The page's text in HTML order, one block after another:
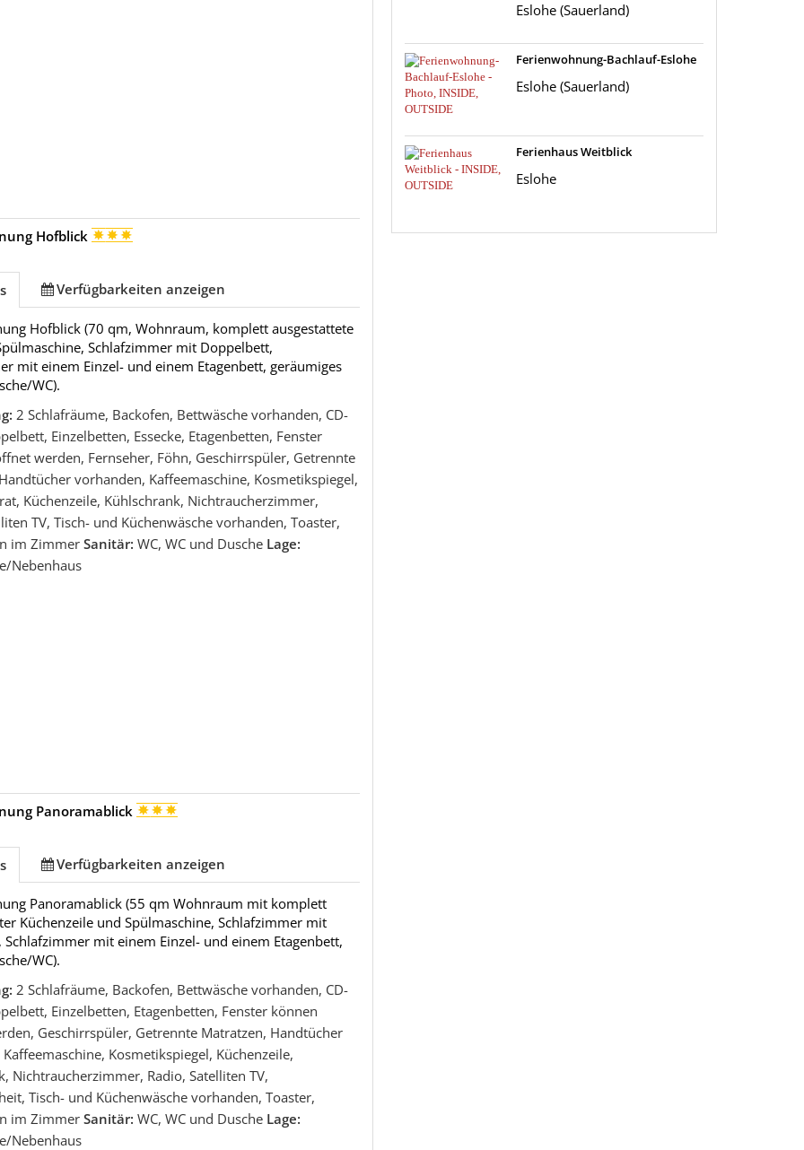
Hofblick
Verfügbarkeiten anzeigen
Hofblick (70 qm, Wohnraum, komplett ausgestattete
Schlafzimmer mit Doppelbett,
mit einem Einzel- und einem Etagenbett, geräumiges
WC).
2 Schlafräume, Backofen, Bettwäsche vorhanden, CD-
Einzelbetten, Essecke, Etagenbetten, Fenster
werden, Fernseher, Föhn, Geschirrspüler, Getrennte
vorhanden, Kaffeemaschine, Kosmetikspiegel,
Küchenzeile, Kühlschrank, Nichtraucherzimmer,
TV, Tisch- und Küchenwäsche vorhanden, Toaster,
im ZimmerSanitär:WC, WC und Dusche Lage:
Nebenhaus
Panoramablick
Verfügbarkeiten anzeigen
Panoramablick (55 qm Wohnraum mit komplett
Küchenzeile und Spülmaschine, Schlafzimmer mit
Schlafzimmer mit einem Einzel- und einem Etagenbett,
WC).
2 Schlafräume, Backofen, Bettwäsche vorhanden, CD-
Einzelbetten, Etagenbetten, Fenster können
Geschirrspüler, Getrennte Matratzen, Handtücher
Kosmetikspiegel, Küchenzeile,
Nichtraucherzimmer, Radio, Satelliten TV,
Tisch- und Küchenwäsche vorhanden, Toaster,
im ZimmerSanitär:WC, WC und Dusche Lage:
Nebenhaus
Eslohe (Sauerland)
Ferienwohnung-Bachlauf-Eslohe
Eslohe (Sauerland)
Ferienhaus Weitblick
Eslohe